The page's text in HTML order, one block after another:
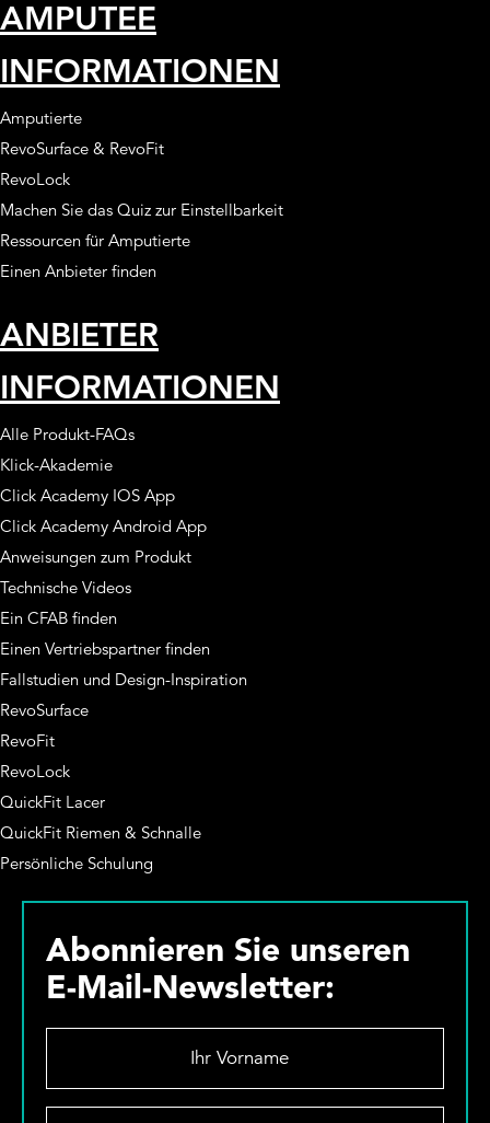
AMPUTEE
INFORMATIONEN
Amputierte
RevoSurface & RevoFit
RevoLock
Machen Sie das Quiz zur Einstellbarkeit
Ressourcen für Amputierte
Einen Anbieter finden
ANBIETER
INFORMATIONEN
Alle Produkt-FAQs
Klick-Akademie
Click Academy IOS App
Click Academy Android App
Anweisungen zum Produkt
Technische Videos
Ein CFAB finden
Einen Vertriebspartner finden
Fallstudien und Design-Inspiration
RevoSurface
RevoFit
RevoLock
QuickFit Lacer
QuickFit Riemen & Schnalle
Persönliche Schulung
Abonnieren Sie unseren
E-Mail-Newsletter:
r
V